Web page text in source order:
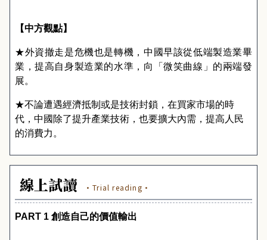
【中方觀點】
★外資撤走是危機也是轉機，中國早該從低端製造業畢
業，提高自身製造業的水準，向「微笑曲線」的兩端發
展。
★不論遭遇經濟抵制或是技術封鎖，在買家市場的時
代，中國除了提升產業技術，也要擴大內需，提高人民
的消費力。
線上試讀 ·Trial reading·
PART 1 創造自己的價值輸出